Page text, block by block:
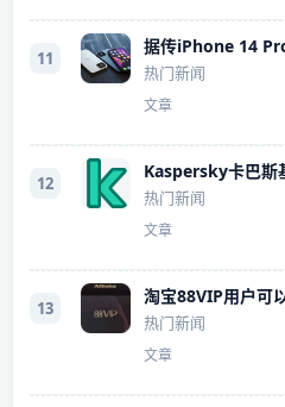
11
热门新闻
文章
12
热门新闻
文章
13
热门新闻
文章